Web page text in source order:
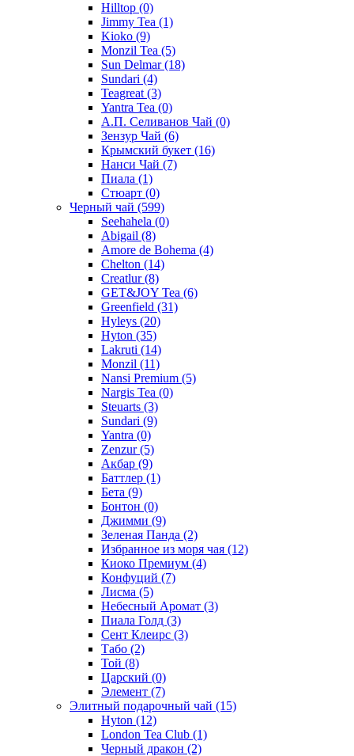
Hilltop (0)
Jimmy Tea (1)
Kioko (9)
Monzil Tea (5)
Sun Delmar(18)
Sundari (4)
Teagreat (3)
Yantra Tea (0)
А.П. Селиванов Чай (0)
Зензур Чай (6)
Крымский букет (16)
Нанси Чай (7)
Пиала (1)
Стюарт (0)
Черный чай (599)
Seehahela (0)
Abigail (8)
Amore de Bohema (4)
Chelton (14)
Creatlur(8)
GET&JOY Tea (6)
Greenfield (31)
Hyleys (20)
Hyton (35)
Lakruti (14)
Monzil (11)
Nansi Premium (5)
Nargis Tea (0)
Steuarts (3)
Sundari (9)
Yantra (0)
Zenzur(5)
Акбар (9)
Баттлер (1)
Бета (9)
Бонтон (0)
Джимми (9)
Зеленая Панда (2)
Избранное из моря чая (12)
Киоко Премиум (4)
Конфуций (7)
Лисма (5)
Небесный Аромат (3)
Пиала Голд (3)
Сент Клеирс (3)
Табо (2)
Той (8)
Царский (0)
Элемент (7)
Элитный подарочный чай (15)
Hyton (12)
London Tea Club (1)
Черный дракон (2)